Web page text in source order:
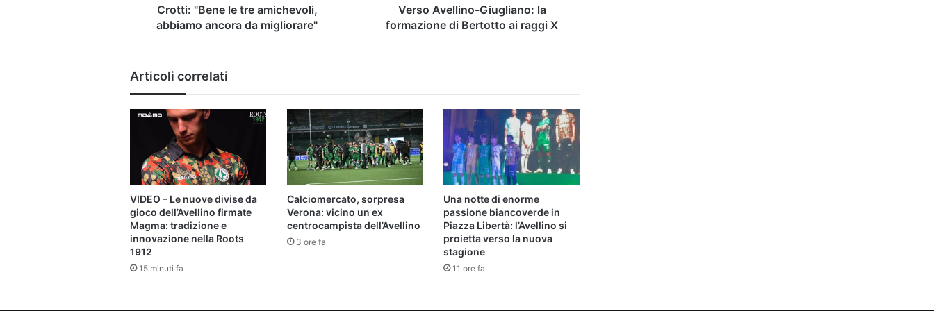
Crotti: "Bene le tre amichevoli,
abbiamo ancora da migliorare"
Verso Avellino-Giugliano: la
formazione di Bertotto ai raggi X
Articoli correlati
VIDEO – Le nuove divise da
gioco dell’Avellino firmate
Magma: tradizione e
innovazione nella Roots
1912
15 minuti fa
Calciomercato, sorpresa
Verona: vicino un ex
centrocampista dell’Avellino
3 ore fa
Una notte di enorme
passione biancoverde in
Piazza Libertà: l’Avellino si
proietta verso la nuova
stagione
11 ore fa